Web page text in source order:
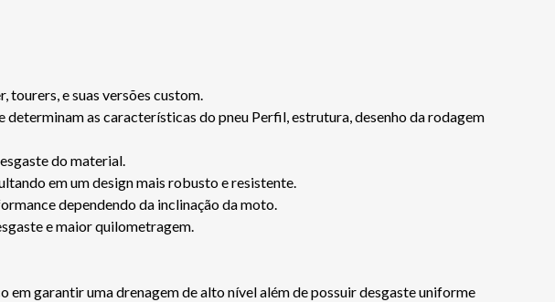
e suas versões custom.
as características do pneu Perfil, estrutura, desenho da rodagem
do material.
em um design mais robusto e resistente.
dependendo da inclinação da moto.
e maior quilometragem.
garantir uma drenagem de alto nível além de possuir desgaste uniforme